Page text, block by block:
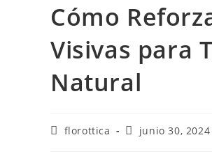
Cómo
Visivas para
Natural
florottica junio 30, 2024